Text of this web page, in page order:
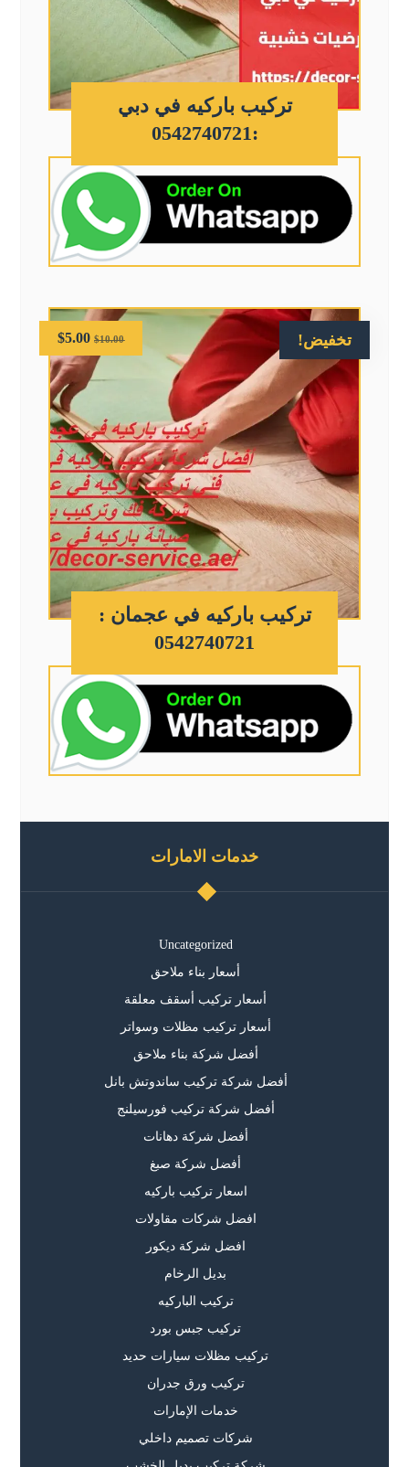
تركيب باركيه في دبي
:0542740721
تخفيض!
تركيب باركيه في عجمان :
0542740721
$10.00
$5.00
خدمات الامارات
Uncategorized
أسعار بناء ملاحق
أسعار تركيب أسقف معلقة
أسعار تركيب مظلات وسواتر
أفضل شركة بناء ملاحق
أفضل شركة تركيب ساندوتش بانل
أفضل شركة تركيب فورسيلنج
أفضل شركة دهانات
أفضل شركة صبغ
اسعار تركيب باركيه
افضل شركات مقاولات
افضل شركة ديكور
بديل الرخام
تركيب الباركيه
تركيب جبس بورد
تركيب مظلات سيارات حديد
تركيب ورق جدران
خدمات الإمارات
شركات تصميم داخلي